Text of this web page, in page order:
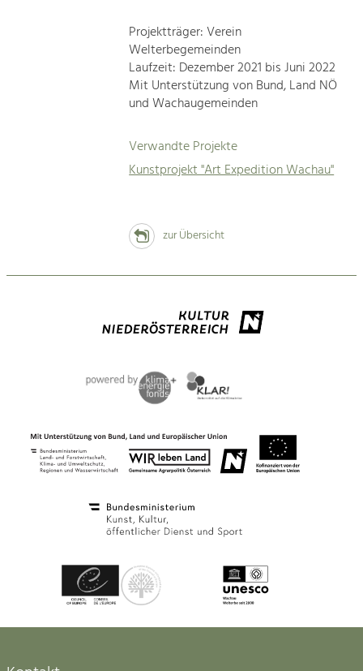
Projektträger: Verein
Welterbegemeinden
Laufzeit: Dezember 2021 bis Juni 2022
Mit Unterstützung von Bund, Land NÖ
und Wachaugemeinden
Verwandte Projekte
Kunstprojekt "Art Expedition Wachau"
zur Übersicht